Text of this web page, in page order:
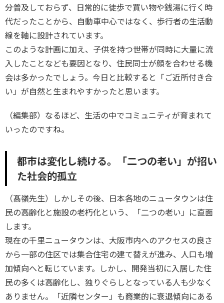
分普及しておらず、日常的に徒歩で買い物や銭湯に行く時
代だったことから、自動車中心ではなく、歩行者の生活動
線を軸に設計されています。
このような計画に加え、子供を持つ世帯が同時に大量に流
入したことなども要因となり、住民同士が顔を合わせる機
会は多かったでしょう。今日と比較すると「ご近所付き合
い」が自然と生まれやすかったと思います。
（編集部）なるほど、生活の中でコミュニティが育まれて
いったのですね。
都市は変化し続ける。「二つの老い」が招い
た社会的孤立
（髙嶺先生）しかしその後、日本各地のニュータウンは住
民の高齢化と施設の老朽化という、「二つの老い」に直面
します。
現在の千里ニュータウンは、大阪市内へのアクセスの良さ
から一部の住区では集合住宅の建て替えが進み、人口も増
加傾向へと転じています。しかし、開発当初に入居した住
民の多くは高齢化し、独りぐらしとなっている人も少なく
ありません。「近隣センター」も商業的に衰退傾向にある